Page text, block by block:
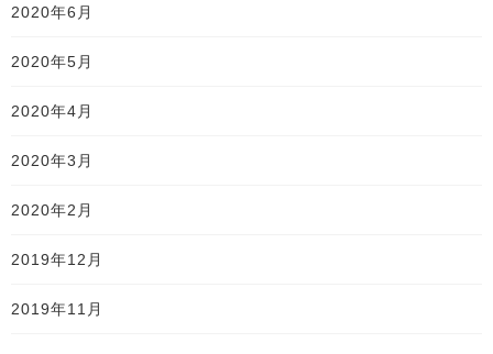
2020年6月
2020年5月
2020年4月
2020年3月
2020年2月
2019年12月
2019年11月